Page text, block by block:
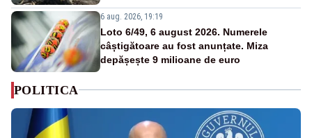
6 aug. 2026, 19:19
Loto 6/49, 6 august 2026. Numerele
câștigătoare au fost anunțate. Miza
depășește 9 milioane de euro
POLITICA